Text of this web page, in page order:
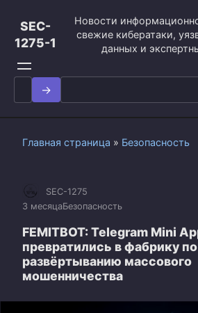
контенту
SEC-
1275-1
Новости
свежие кибератаки,
данных и
Search
for:
Главная страница » Безопасность
SEC-1275
3 месяцаБезопасность
FEMITBOT: Telegram Mini
превратились в фабрику по
развёртыванию массового
мошенничества